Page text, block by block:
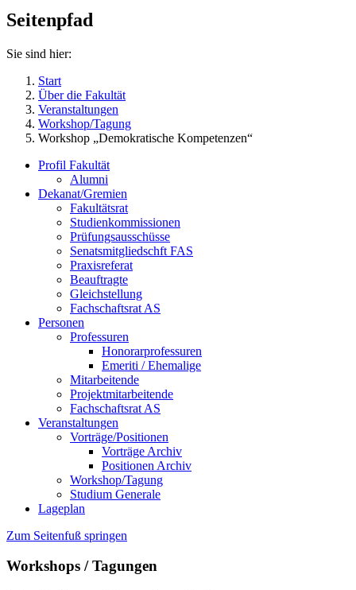
Seitenpfad
Sie sind hier:
Start
Über die Fakultät
Veranstaltungen
Workshop/Tagung
Workshop „Demokratische Kompetenzen“
Profil Fakultät
Alumni
Dekanat/Gremien
Fakultätsrat
Studienkommissionen
Prüfungsausschüsse
Senatsmitgliedschft FAS
Praxisreferat
Beauftragte
Gleichstellung
Fachschaftsrat AS
Personen
Professuren
Honorarprofessuren
Emeriti / Ehemalige
Mitarbeitende
Projektmitarbeitende
Fachschaftsrat AS
Veranstaltungen
Vorträge/Positionen
Vorträge Archiv
Positionen Archiv
Workshop/Tagung
Studium Generale
Lageplan
Zum Seitenfuß springen
Workshops / Tagungen